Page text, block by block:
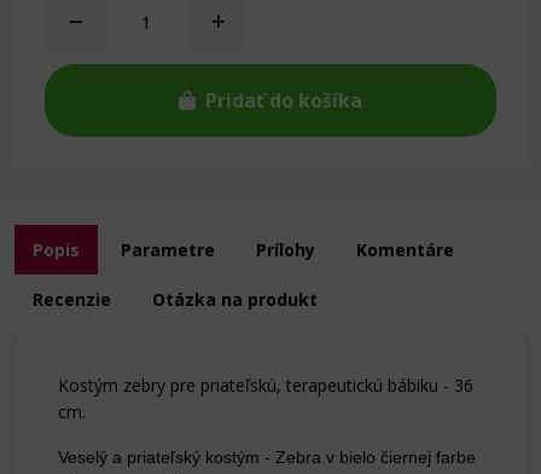
Pridať do košíka
Popis Parametre Prílohy Komentáre
Recenzie Otázka na produkt
Kostým zebry pre priateľskú, terapeutickú bábiku - 36
cm.
Veselý a priateľský kostým - Zebra v bielo čiernej farbe